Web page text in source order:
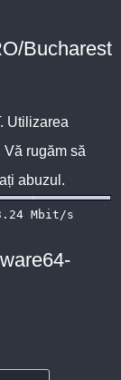
Bucharest
. Utilizarea
rugăm să
abuzul.